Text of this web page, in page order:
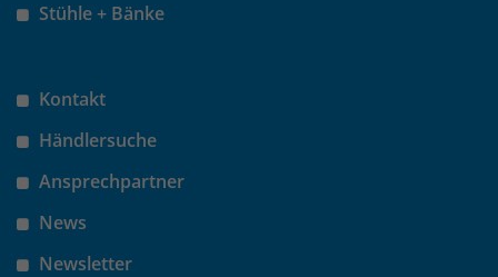
Stühle + Bänke
Kontakt
Händlersuche
Ansprechpartner
News
Newsletter